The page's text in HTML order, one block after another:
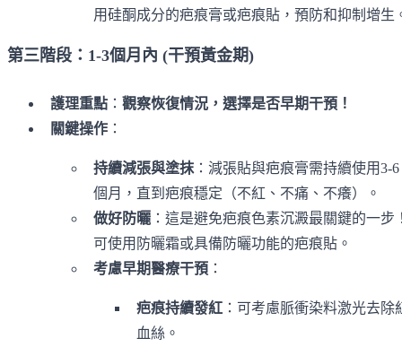
用硅酮成分的疤痕膏或疤痕貼，預防和抑制增生
第三階段：1-3個月內 (干預黃金期)
護理重點 ： 觀察恢復情況，選擇是否早期干預！
關鍵操作 ：
持續減張與塗抹 ：減張貼與疤痕膏需持續使用3-6
個月，直到疤痕穩定（不紅、不痛、不癢）。
做好防曬 ：這是避免疤痕色素沉澱最關鍵的一步
可使用防曬霜或具備防曬功能的疤痕貼。
考慮早期醫療干預 ：
疤痕持續發紅 ：可考慮脈衝染料激光去除
血絲。